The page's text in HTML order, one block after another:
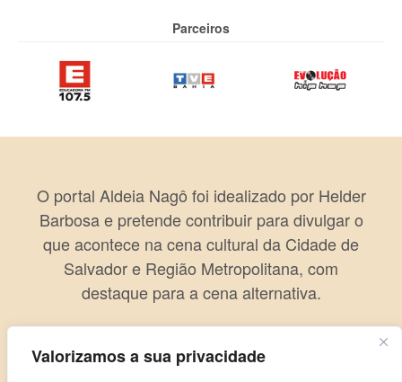
Valorizamos a sua privacidade
Parceiros
O portal Aldeia Nagô foi idealizado por Helder
Barbosa e pretende contribuir para divulgar o
que acontece na cena cultural da Cidade de
Salvador e Região Metropolitana, com
destaque para a cena alternativa.